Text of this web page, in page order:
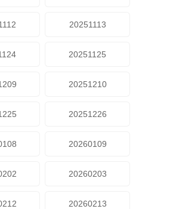
20251113
20251125
20251210
20251226
20260109
20260203
20260213